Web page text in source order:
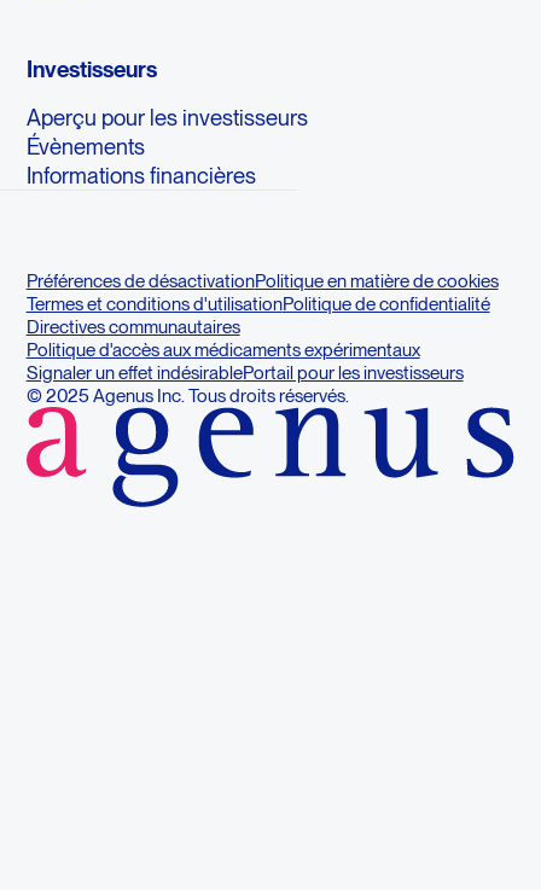
Investisseurs
Aperçu pour les investisseurs
Évènements
Informations financières
Préférences de désactivationPolitique en matière de cookies
Termes et conditions d'utilisationPolitique de confidentialité
Directives communautaires
Politique d'accès aux médicaments expérimentaux
Signaler un effet indésirablePortail pour les investisseurs
© 2025 Agenus Inc. Tous droits réservés.